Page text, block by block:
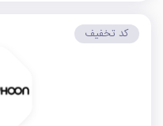
کد تخفیف